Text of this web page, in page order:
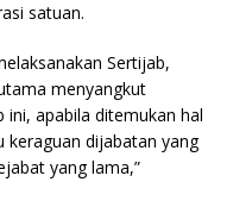
satuan.
Sertijab,
menyangkut
ini, apabila ditemukan hal
keraguan dijabatan yang
yang lama,”